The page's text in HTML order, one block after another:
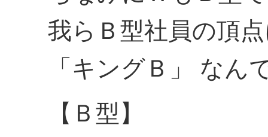
我らＢ型社員の頂
「キングＢ」 な
【Ｂ型】